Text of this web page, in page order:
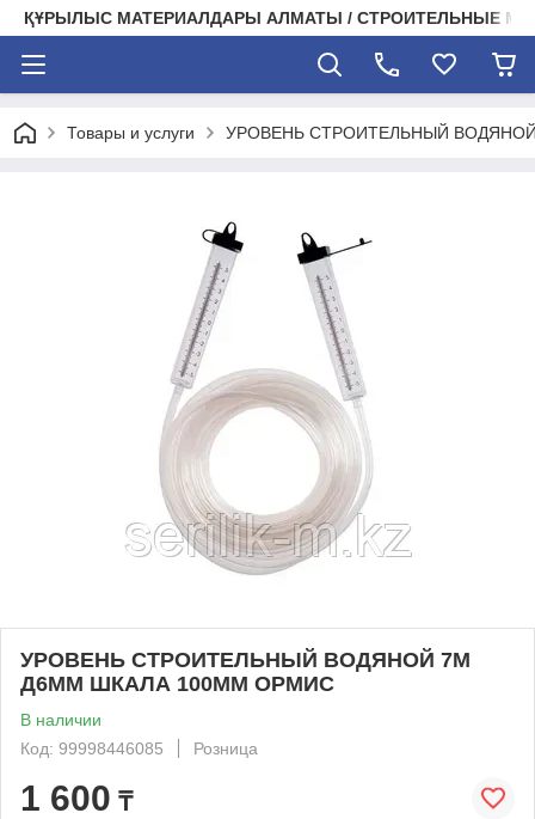
ҚҰРЫЛЫС МАТЕРИАЛДАРЫ АЛМАТЫ / СТРОИТЕЛЬНЫЕ
Товары и услуги УРОВЕНЬ СТРОИТЕЛЬНЫЙ
УРОВЕНЬ СТРОИТЕЛЬНЫЙ ВОДЯНОЙ 7М
Д6ММ ШКАЛА 100ММ ОРМИС
В наличии
Код: 99998446085
Розница
1 600 ₸